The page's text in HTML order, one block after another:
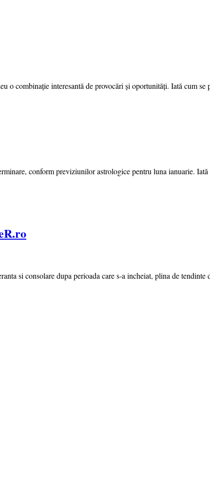
o combinație interesantă de provocări și oportunități. Iată cum
conform previziunilor astrologice pentru luna ianuarie.
si consolare dupa perioada care s-a incheiat, plina de